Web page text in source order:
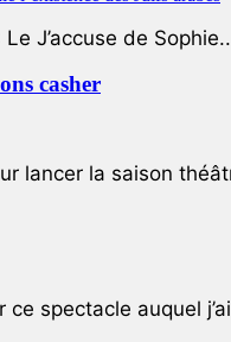
J’accuse de
casher
lancer la saison
spectacle auquel